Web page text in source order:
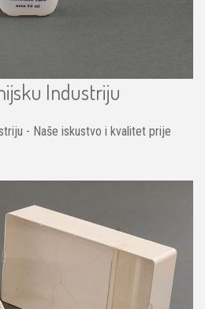
Industriju
- Naše iskustvo i kvalitet prije